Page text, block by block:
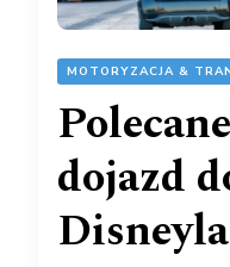
MOTORYZACJA &
dojazd